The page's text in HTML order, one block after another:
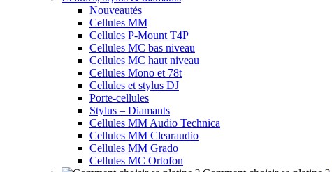
Nouveautés
Cellules MM
Cellules P-Mount T4P
Cellules MC bas niveau
Cellules MC haut niveau
Cellules Mono et 78t
Cellules et stylus DJ
Porte-cellules
Stylus – Diamants
Cellules MM Audio Technica
Cellules MM Clearaudio
Cellules MM Grado
Cellules MC Ortofon